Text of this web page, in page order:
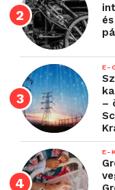
E-
–
E-